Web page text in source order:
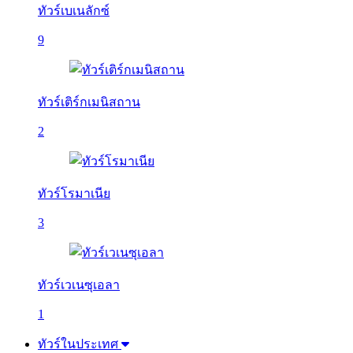
ทัวร์เบเนลักซ์
9
ทัวร์เติร์กเมนิสถาน
2
ทัวร์โรมาเนีย
3
ทัวร์เวเนซุเอลา
1
ทัวร์ในประเทศ